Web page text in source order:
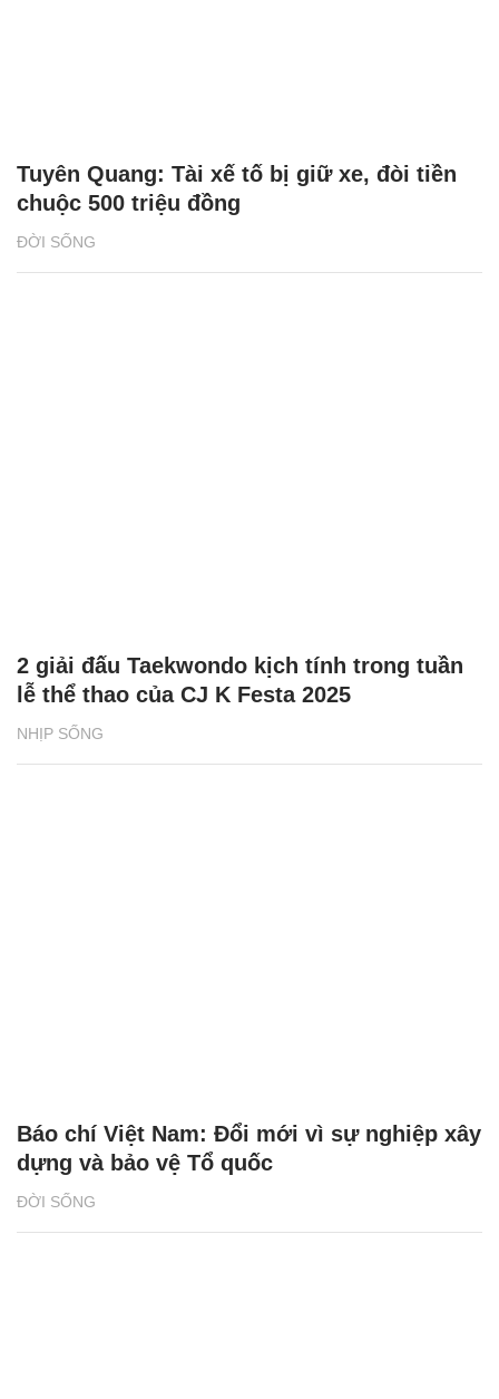
ĐỜI SỐNG
Tuyên Quang: Tài xế tố bị giữ xe, đòi tiền
chuộc 500 triệu đồng
NHỊP SỐNG
2 giải đấu Taekwondo kịch tính trong tuần
lễ thể thao của CJ K Festa 2025
ĐỜI SỐNG
Báo chí Việt Nam: Đổi mới vì sự nghiệp xây
dựng và bảo vệ Tổ quốc